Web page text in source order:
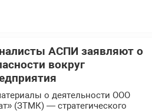
АСПИ заявляют о
вокруг
о деятельности ООО
(ЗТМК) — стратегического